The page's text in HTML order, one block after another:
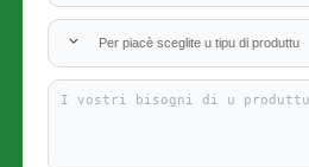
Per piacè sceglite u tipu di produttu